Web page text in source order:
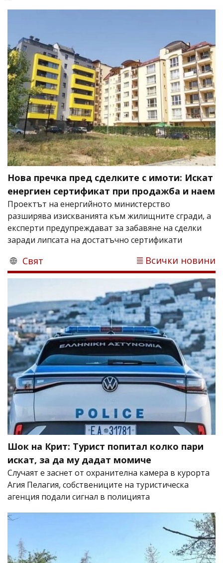
Нова пречка пред сделките с имоти: Искат
енергиен сертификат при продажба и наем
Проектът на енергийното министерство
разширява изискванията към жилищните сгради, а
експерти предупреждават за забавяне на сделки
заради липсата на достатъчно сертификати
Свят Всички новини
Шок на Крит: Турист попитал колко пари
искат, за да му дадат момиче
Случаят е заснет от охранителна камера в курорта
Агия Пелагия, собствениците на туристическа
агенция подали сигнал в полицията